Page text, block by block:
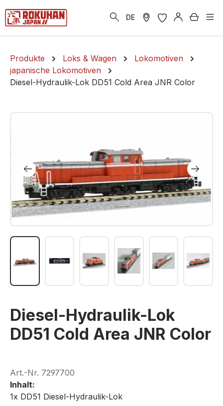
springen DE
Produkte Loks & Wagen
Lokomotiven
japanische Lokomotiven
Diesel-Hydraulik-Lok DD51 Cold Area JNR Color
Bildergalerie überspringen
Diesel-Hydraulik-Lok
DD51 Cold Area JNR Color
Art.-Nr. 7297700
Inhalt:
1x DD51 Diesel-Hydraulik-Lok